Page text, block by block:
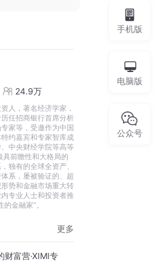
24.9万
人，著名经济学家，
任招商银行首席分析
家等，受邀作为中国
约嘉宾和专家智库成
中央财经学院等高等
前瞻性和大格局的
独有的全球全资产、
系，屡被验证的、超
势和金融市场重大转
专业人士和投资者推
金融家”。
更多
财富营·XIMI专
手机版
电脑版
公众号